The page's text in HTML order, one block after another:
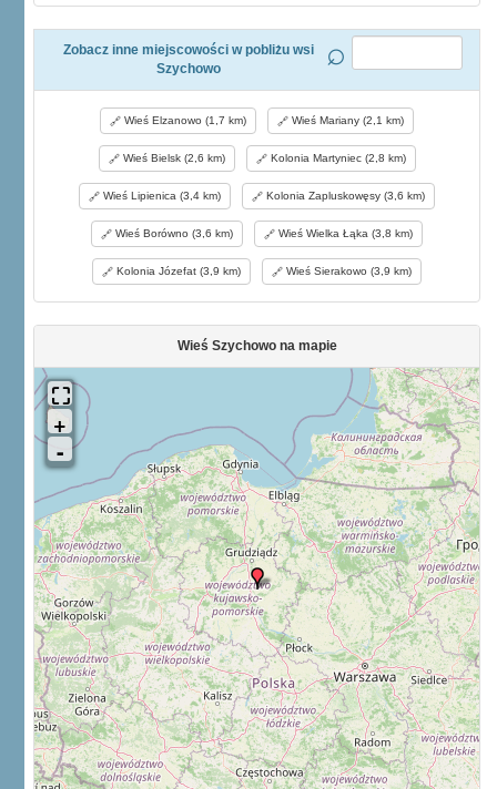
Zobacz inne miejscowości w pobliżu wsi
Szychowo
Wieś Elzanowo (1,7 km) Wieś Mariany (2,1 km)
Wieś Bielsk (2,6 km) Kolonia Martyniec (2,8 km)
Wieś Lipienica (3,4 km) Kolonia Zapluskowęsy (3,6 km)
Wieś Borówno (3,6 km) Wieś Wielka Łąka (3,8 km)
Kolonia Józefat (3,9 km) Wieś Sierakowo (3,9 km)
Wieś Szychowo na mapie